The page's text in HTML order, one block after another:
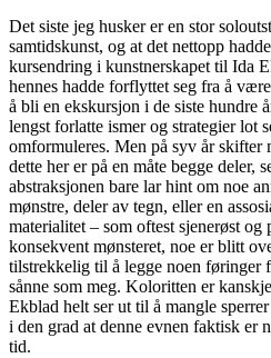
Det siste jeg husker er en stor
samtidskunst, og at det nettopp
kursendring i kunstnerskapet til Ida
hennes hadde forflyttet seg fra å
å bli en ekskursjon i de siste hundre
lengst forlatte ismer og strategier lot
omformuleres. Men på syv år skifter
dette her er på en måte begge deler,
abstraksjonen bare lar hint om noe
mønstre, deler av tegn, eller en
materialitet – som oftest sjenerøst og
konsekvent mønsteret, noe er blitt
tilstrekkelig til å legge noen føringer
sånne som meg. Koloritten er
Ekblad helt ser ut til å mangle
i den grad at denne evnen faktisk er
tid.